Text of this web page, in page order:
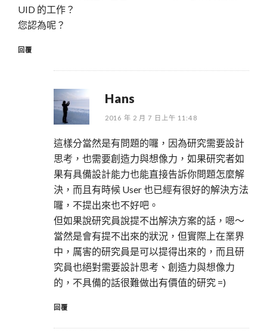
UID 的工作？
您認為呢？
回覆
Hans
2016 年 2 月 7 日上午 11:48
這樣分當然是有問題的囉，因為研究需要設計
思考，也需要創造力與想像力，如果研究者如
果有具備設計能力也能直接告訴你問題怎麼解
決，而且有時候 User 也已經有很好的解決方法
囉，不提出來也不好吧。
但如果說研究員說提不出解決方案的話，嗯～
當然是會有提不出來的狀況，但實際上在業界
中，厲害的研究員是可以提得出來的，而且研
究員也絕對需要設計思考、創造力與想像力
的，不具備的話很難做出有價值的研究 =)
回覆